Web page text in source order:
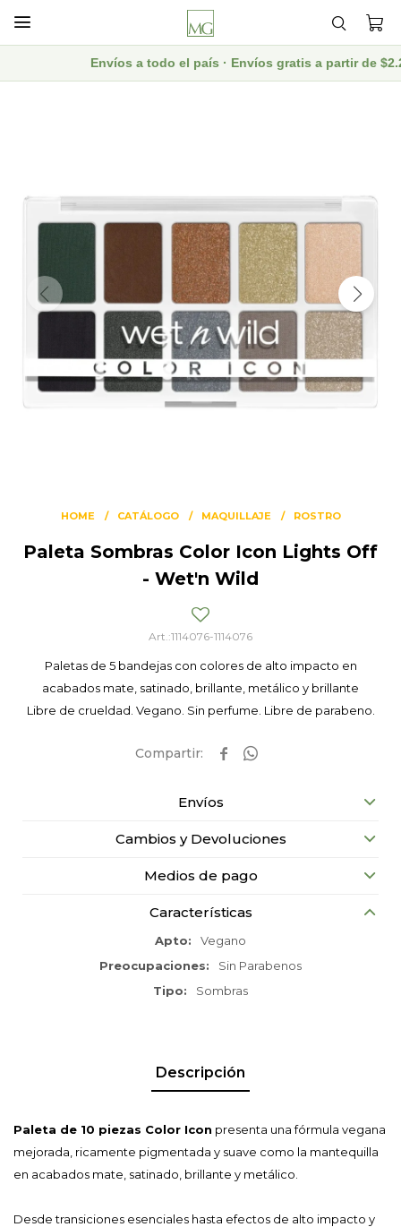

Envíos a todo el país · Envíos gratis a partir de
HOME CATÁLOGO MAQUILLAJE ROSTRO
Paleta Sombras Color Icon Lights Off
- Wet'n Wild
1114076-1114076
Paletas de 5 bandejas con colores de alto impacto en
acabados mate, satinado, brillante, metálico y brillante
Libre de crueldad. Vegano. Sin perfume. Libre de parabeno.
 
Envíos
Cambios y Devoluciones
Medios de pago
Características
Apto
Vegano
Preocupaciones
Sin Parabenos
Tipo
Sombras
Descripción
Paleta de 10 piezas Color Icon presenta una fórmula vegana
mejorada, ricamente pigmentada y suave como la mantequilla
en acabados mate, satinado, brillante y metálico.
Desde transiciones esenciales hasta efectos de alto impacto y